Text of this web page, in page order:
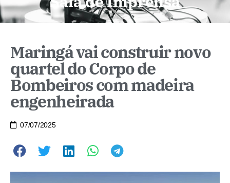
Maringá vai construir novo
quartel do Corpo de
Bombeiros com madeira
engenheirada
07/07/2025